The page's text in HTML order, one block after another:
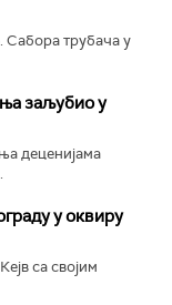
Сабора трубача у
заљубио у
деценијама
у оквиру
са својим